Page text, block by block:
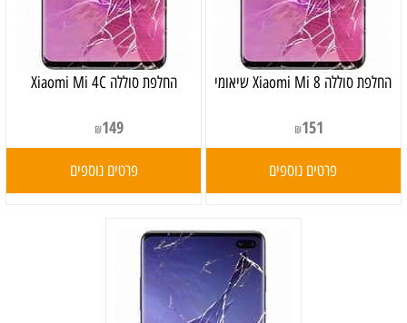
‏החלפת סוללה Xiaomi Mi 8 שיאומי
₪151
פרטים נוספים
החלפת סוללה Xiaomi Mi 4C
₪149
פרטים נוספים